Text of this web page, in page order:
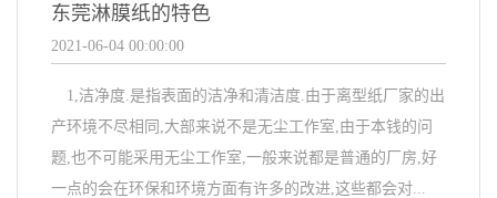
东莞淋膜纸的特色
2021-06-04 00:00:00
1,洁净度.是指表面的洁净和清洁度.由于离型纸厂家的出
产环境不尽相同,大部来说不是无尘工作室,由于本钱的问
题,也不可能采用无尘工作室,一般来说都是普通的厂房,好
一点的会在环保和环境方面有许多的改进,这些都会对...